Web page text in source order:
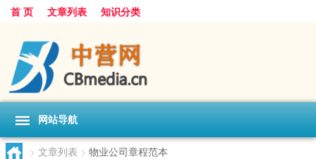
首 页 文章列表 知识分类
网站导航
> 文章列表 > 物业公司章程范本